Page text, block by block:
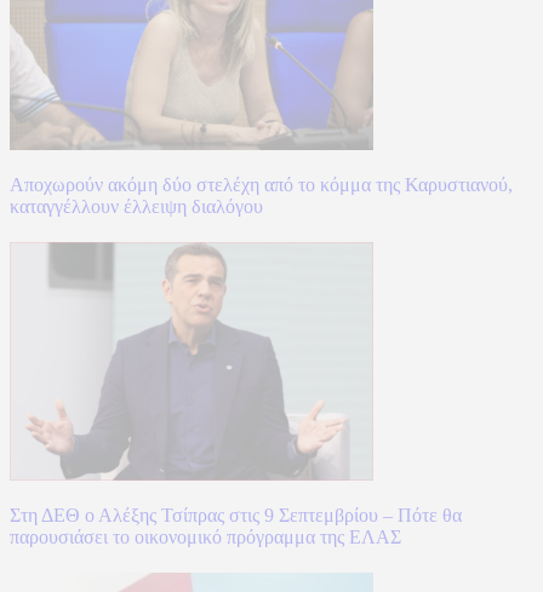
Αποχωρούν ακόμη δύο στελέχη από το κόμμα της Καρυστιανού,
καταγγέλλουν έλλειψη διαλόγου
Στη ΔΕΘ ο Αλέξης Τσίπρας στις 9 Σεπτεμβρίου – Πότε θα
παρουσιάσει το οικονομικό πρόγραμμα της ΕΛΑΣ